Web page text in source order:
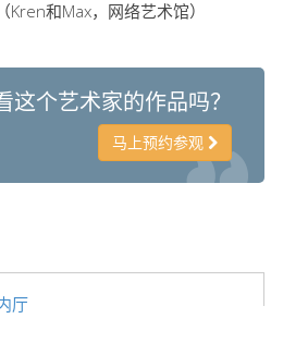
加工博物馆
略博物馆
Arnolfo\'s tower
玛利亚
和Max，网络艺术馆）
这个艺术家的作品吗？
马上预约参观
厅